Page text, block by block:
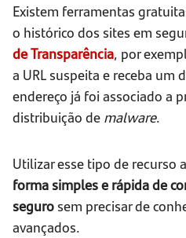
Existem ferramentas
o histórico dos sites em
de Transparência, por
a URL suspeita e receba um
endereço já foi associado a
distribuição de malware.
Utilizar esse tipo de recurso
forma simples e rápida de
seguro sem precisar de
avançados.